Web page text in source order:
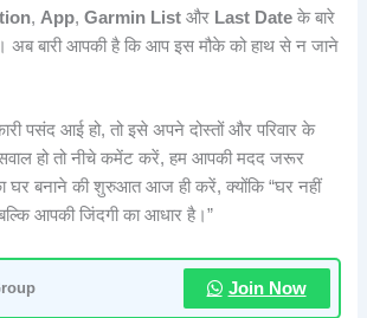
, App,Garmin List और Last Date के बारे
अब बारी आपकी है कि आप इस मौके को हाथ से न जाने
पसंद आई हो, तो इसे अपने दोस्तों और परिवार के
हो तो नीचे कमेंट करें, हम आपकी मदद जरूर
घर बनाने की शुरुआत आज ही करें, क्योंकि “घर नहीं
आपकी जिंदगी का आधार है।”
Join Now